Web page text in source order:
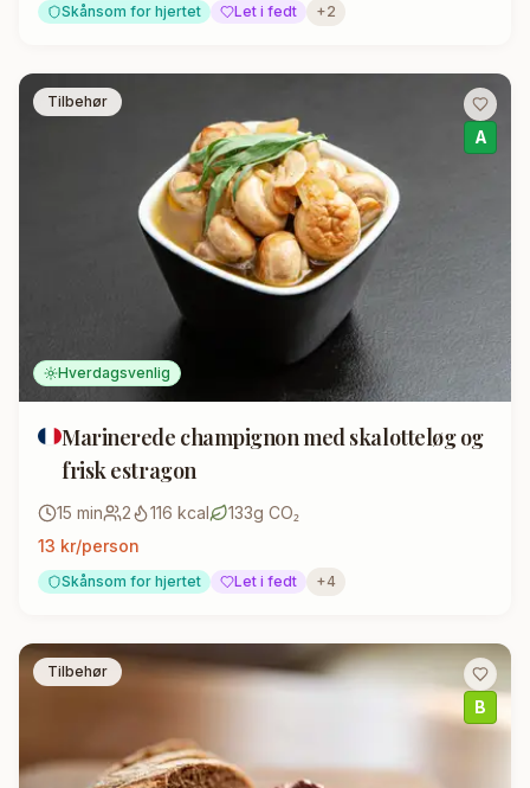
Skånsom for hjertet Let i fedt +2
Hverdagsvenlig
Tilbehør
A
Marinerede champignon med skalotteløg og
frisk estragon
15 min 2 116 kcal 133g CO₂
13 kr/person
Skånsom for hjertet Let i fedt +4
Tilbehør
B